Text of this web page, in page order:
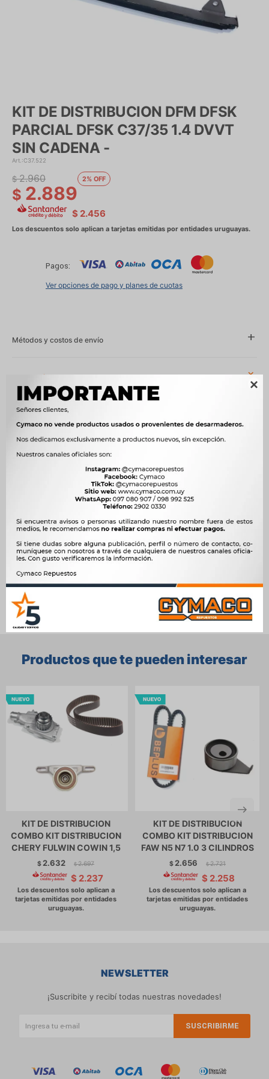

KIT DE DISTRIBUCION DFM DFSK
PARCIAL DFSK C37/35 1.4 DVVT
SIN CADENA -
C37.522
$ 2.889
$ 2.960 2
$ 2.456
Pagos:
Ver opciones de pago y planes de cuotas
Métodos y costos de envío
Características
Año 2015 - 2018
Compatibilidad DFM
Modelo SERIE C
1.4 16V DK13 NAFTA
1021000-D00-00
   
Ver mas productos de la marca Sin Marca
Productos que te pueden interesar
KIT DE DISTRIBUCION
COMBO KIT DISTRIBUCION
CHERY FULWIN COWIN 1,5
$ 2.632 $ 2.697
$ 2.237
KIT DE DISTRIBUCION
COMBO KIT DISTRIBUCION
FAW N5 N7 1.0 3 CILINDROS
$ 2.656 $ 2.721
$ 2.258
NEWSLETTER
¡Suscribite y recibí todas nuestras novedades!
SUSCRIBIRME